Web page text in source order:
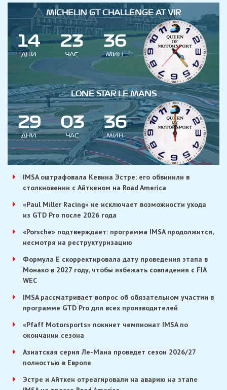
MICHELIN GT CHALLENGE AT VIR
14
ДНИ
23
ЧАС
36
МИН
LONE STAR LE MANS
29
ДНИ
03
ЧАС
36
МИН
IMSA оштрафовала Кевина Эстре: его обвинили в
столкновении с Айткеном на Road America
«Paul Miller Racing» не исключает возможности ухода
из GTD Pro после 2026 года
«Porsche» подтверждает: программа IMSA продолжится,
несмотря на реструктуризацию
Формула E скорректировала дату проведения этапа в
Монако в 2027 году, чтобы избежать совпадения с FIA
WEC
IMSA рассматривает вопрос об обязательном участии в
программе GTD Pro для всех производителей
«Pfaff Motorsports» покинет чемпионат IMSA по
окончании сезона
Азиатская серия Ле-Мана проведет сезон 2026/27
полностью в Европе
Эстре и Айткен отреагировали на аварию на этапе